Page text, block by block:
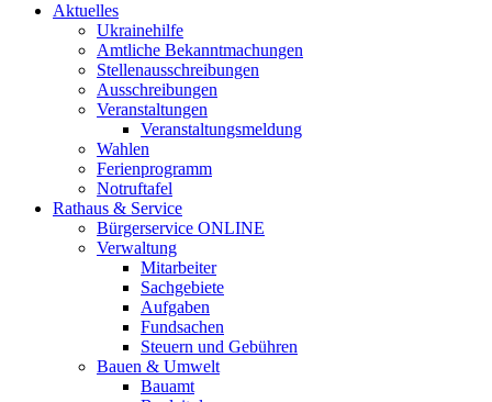
Aktuelles
Ukrainehilfe
Amtliche Bekanntmachungen
Stellenausschreibungen
Ausschreibungen
Veranstaltungen
Veranstaltungsmeldung
Wahlen
Ferienprogramm
Notruftafel
Rathaus & Service
Bürgerservice ONLINE
Verwaltung
Mitarbeiter
Sachgebiete
Aufgaben
Fundsachen
Steuern und Gebühren
Bauen & Umwelt
Bauamt